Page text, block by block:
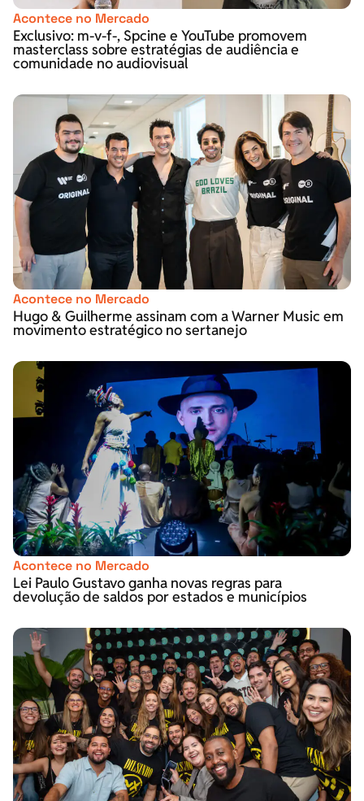
Acontece no Mercado
Exclusivo: m-v-f-, Spcine e YouTube promovem
masterclass sobre estratégias de audiência e
comunidade no audiovisual
Acontece no Mercado
Hugo & Guilherme assinam com a Warner Music em
movimento estratégico no sertanejo
Acontece no Mercado
Lei Paulo Gustavo ganha novas regras para
devolução de saldos por estados e municípios